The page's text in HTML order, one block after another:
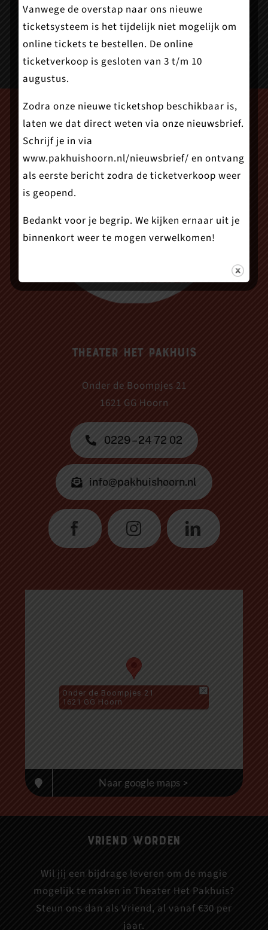
Onder de Boompjes 21
1621 GG Hoorn
Naar google maps >
Theater Het Pakhuis
Onder de Boompjes 21
1621 GG Hoorn
0229 – 24 72 02
info@pakhuishoorn.nl
Vriend worden
Wil jij een bijdrage leveren om de magie
mogelijk te maken in Theater Het Pakhuis?
Steun ons dan als Vriend, al vanaf €30 per
jaar.
Vanwege de overstap naar ons nieuwe
ticketsysteem is het tijdelijk niet mogelijk om
online tickets te bestellen. De online
ticketverkoop is gesloten van 3 t/m 10
augustus.
Zodra onze nieuwe ticketshop beschikbaar is,
laten we dat direct weten via onze nieuwsbrief.
Schrijf je in via
www.pakhuishoorn.nl/nieuwsbrief/ en ontvang
als eerste bericht zodra de ticketverkoop weer
is geopend.
Bedankt voor je begrip. We kijken ernaar uit je
binnenkort weer te mogen verwelkomen!